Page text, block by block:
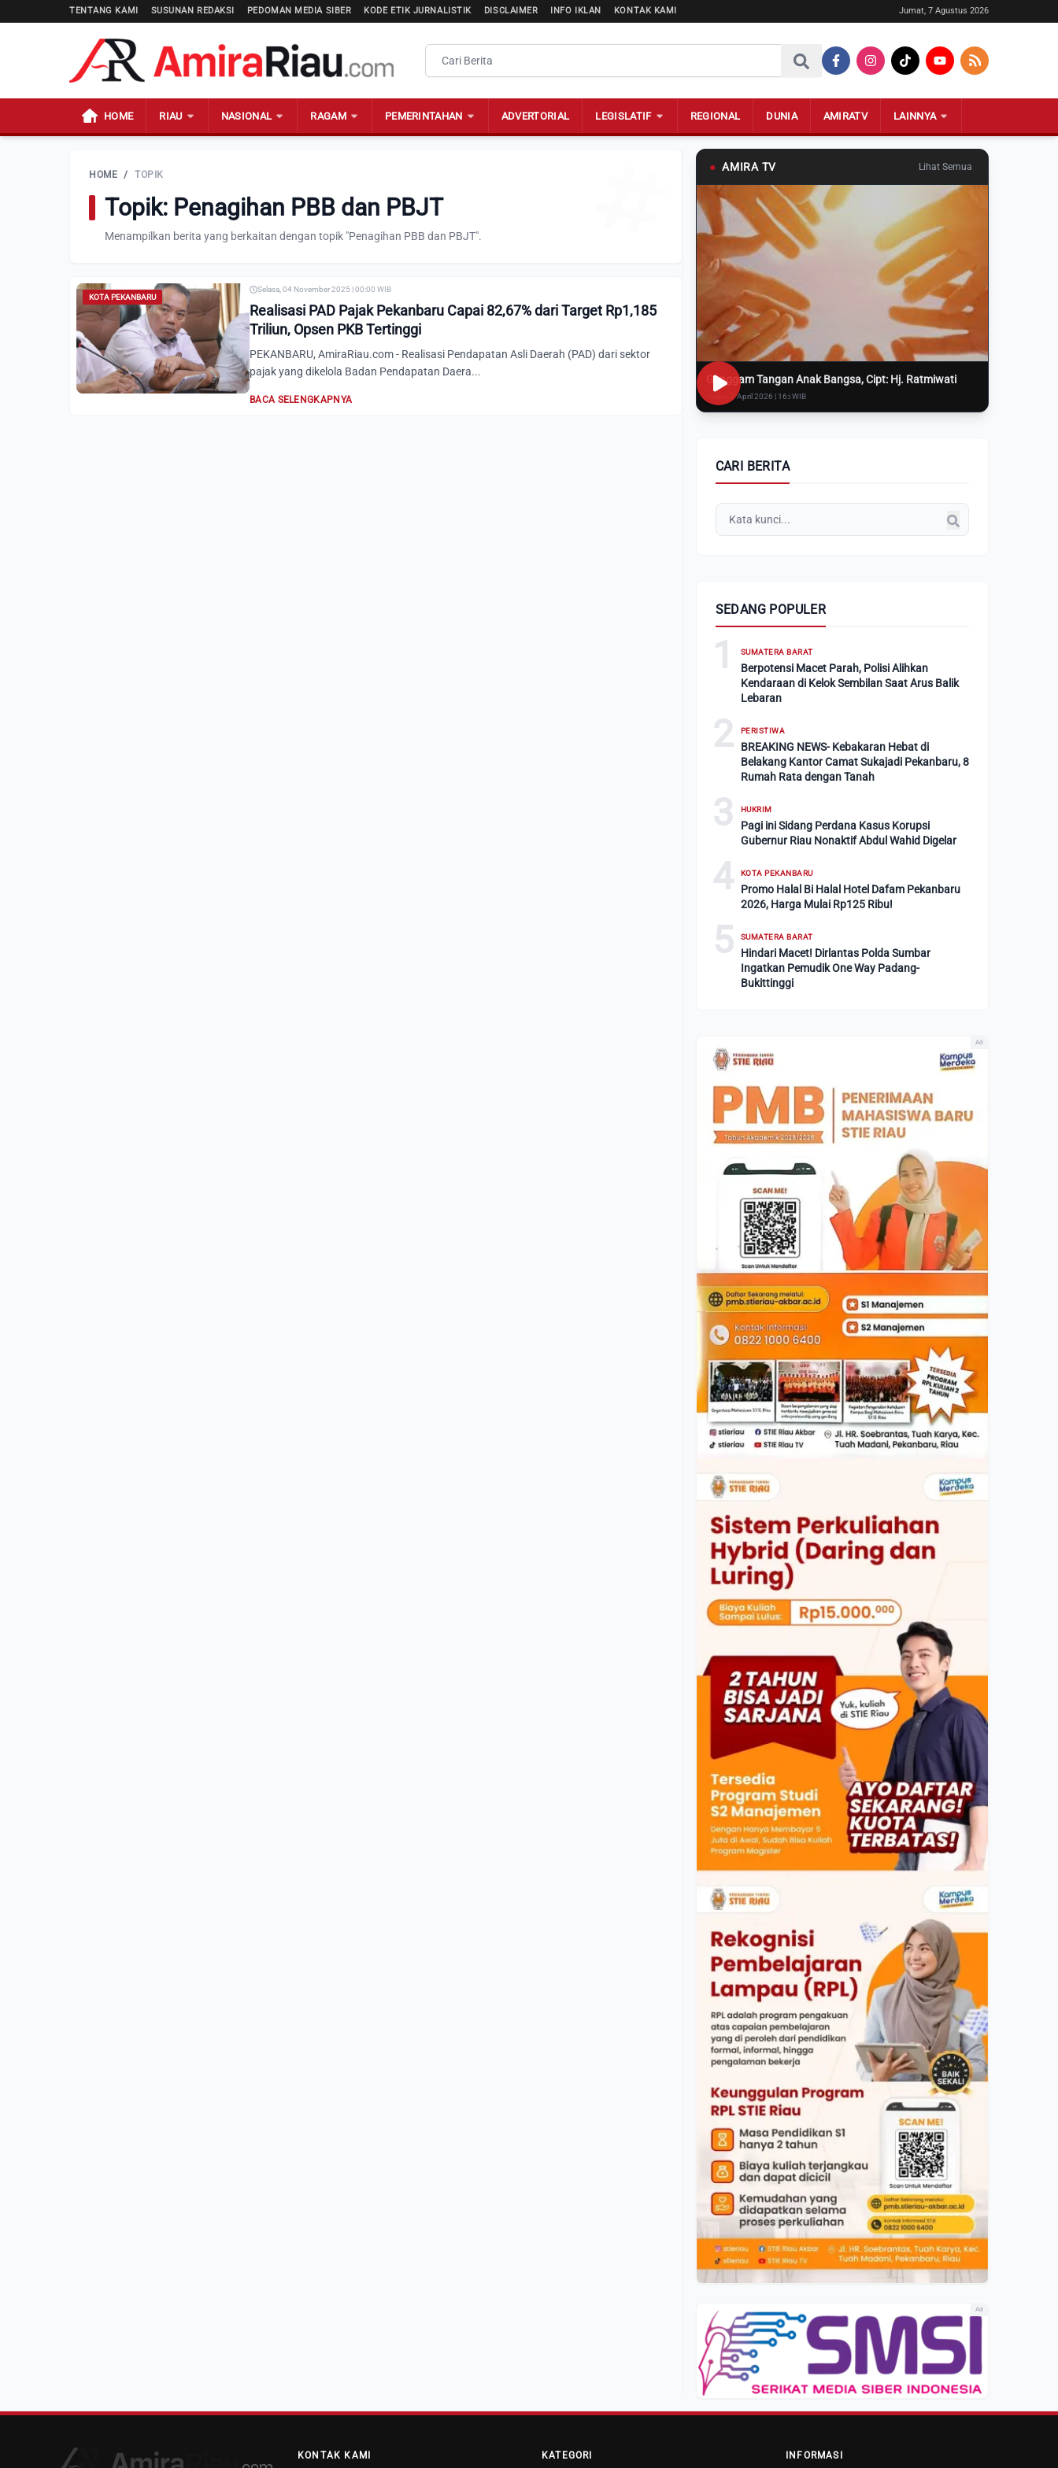
TENTANG KAMI SUSUNAN REDAKSI PEDOMAN MEDIA SIBER KODE ETIK JURNALISTIK DISCLAIMER INFO IKLAN KONTAK KAMI Jumat, 7 Agustus 2026
HOME RIAU NASIONAL RAGAM PEMERINTAHAN ADVERTORIAL LEGISLATIF REGIONAL DUNIA AMIRATV LAINNYA
HOME / TOPIK
Topik: Penagihan PBB dan PBJT
Menampilkan berita yang berkaitan dengan topik "Penagihan PBB dan PBJT".
KOTA PEKANBARU
Selasa, 04 November 2025 | 00:00 WIB
Realisasi PAD Pajak Pekanbaru Capai 82,67% dari Target Rp1,185
Triliun, Opsen PKB Tertinggi
PEKANBARU, AmiraRiau.com - Realisasi Pendapatan Asli Daerah (PAD) dari sektor
pajak yang dikelola Badan Pendapatan Daera...
BACA SELENGKAPNYA
● AMIRA TV Lihat Semua
Genggam Tangan Anak Bangsa, Cipt: Hj. Ratmiwati
Rabu, 8 April 2026 | 16:i WIB
CARI BERITA
SEDANG POPULER
1 SUMATERA BARAT
Berpotensi Macet Parah, Polisi Alihkan
Kendaraan di Kelok Sembilan Saat Arus Balik
Lebaran
2 PERISTIWA
BREAKING NEWS- Kebakaran Hebat di
Belakang Kantor Camat Sukajadi Pekanbaru, 8
Rumah Rata dengan Tanah
3 HUKRIM
Pagi ini Sidang Perdana Kasus Korupsi
Gubernur Riau Nonaktif Abdul Wahid Digelar
4 KOTA PEKANBARU
Promo Halal Bi Halal Hotel Dafam Pekanbaru
2026, Harga Mulai Rp125 Ribu!
5 SUMATERA BARAT
Hindari Macet! Dirlantas Polda Sumbar
Ingatkan Pemudik One Way Padang-
Bukittinggi
Ad
Ad
KONTAK KAMI KATEGORI INFORMASI